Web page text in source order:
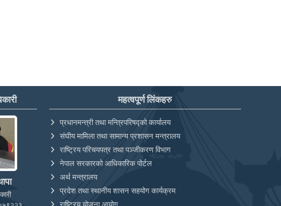
महत्वपूर्ण लिंकहरु
प्रधानमन्त्री तथा मन्त्रिपरिषद्को कार्यालय
संघीय मामिला तथा सामान्य प्रशासन मन्त्रालय
राष्ट्रिय परिचयपत्र तथा पञ्‍जीकरण विभाग
नेपाल सरकारको आधिकारिक पोर्टल
अर्थ मन्त्रालय
प्रदेश तथा स्थानीय शासन सहयोग कार्यक्रम